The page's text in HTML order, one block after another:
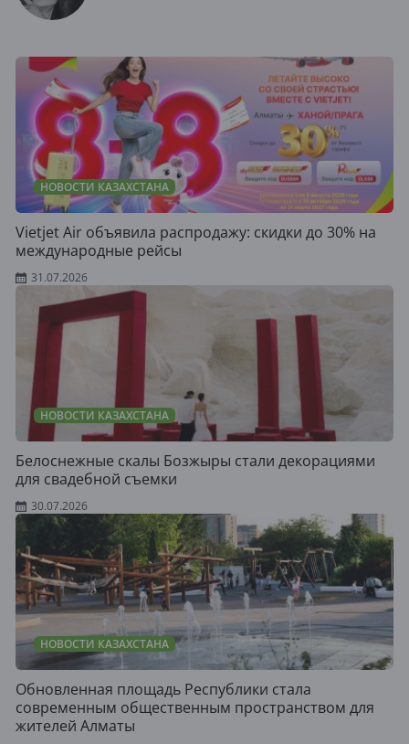
НОВОСТИ КАЗАХСТАНА
Vietjet Air объявила распродажу: скидки до 30% на
международные рейсы
31.07.2026
НОВОСТИ КАЗАХСТАНА
Белоснежные скалы Бозжыры стали декорациями
для свадебной съемки
30.07.2026
НОВОСТИ КАЗАХСТАНА
Обновленная площадь Республики стала
современным общественным пространством для
жителей Алматы